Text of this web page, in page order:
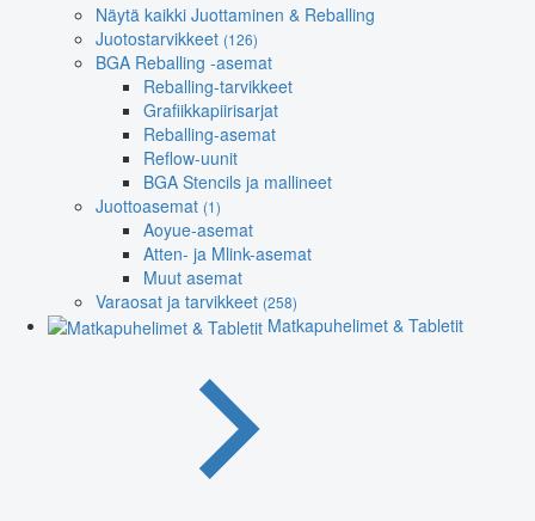
Näytä kaikki Juottaminen & Reballing
Juotostarvikkeet (126)
BGA Reballing -asemat
Reballing-tarvikkeet
Grafiikkapiirisarjat
Reballing-asemat
Reflow-uunit
BGA Stencils ja mallineet
Juottoasemat (1)
Aoyue-asemat
Atten- ja Mlink-asemat
Muut asemat
Varaosat ja tarvikkeet (258)
Matkapuhelimet & Tabletit